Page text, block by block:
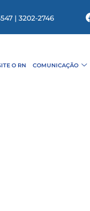
| 3202-2746
O RN COMUNICAÇÃO